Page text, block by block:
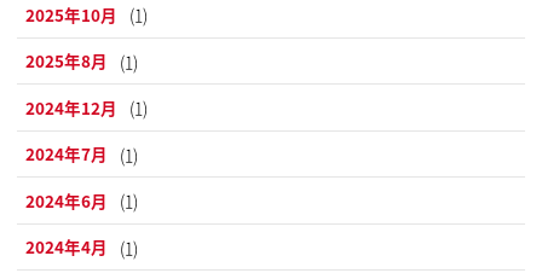
2025年10月
(1)
2025年8月
(1)
2024年12月
(1)
2024年7月
(1)
2024年6月
(1)
2024年4月
(1)